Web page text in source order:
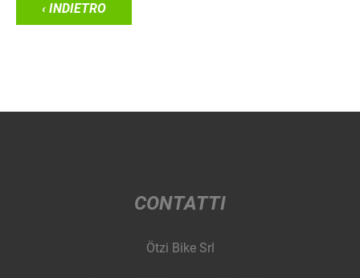
‹ INDIETRO
CONTATTI
Ötzi Bike Srl